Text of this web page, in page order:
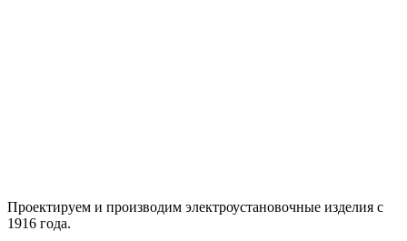
Проектируем и производим электроустановочные изделия с
1916 года.